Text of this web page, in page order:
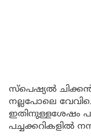
സ്പെഷ്യൽ
നല്ലപോലെ
ഇതിനുള്ളശേഷം
പച്ചക്കറികളിൽ